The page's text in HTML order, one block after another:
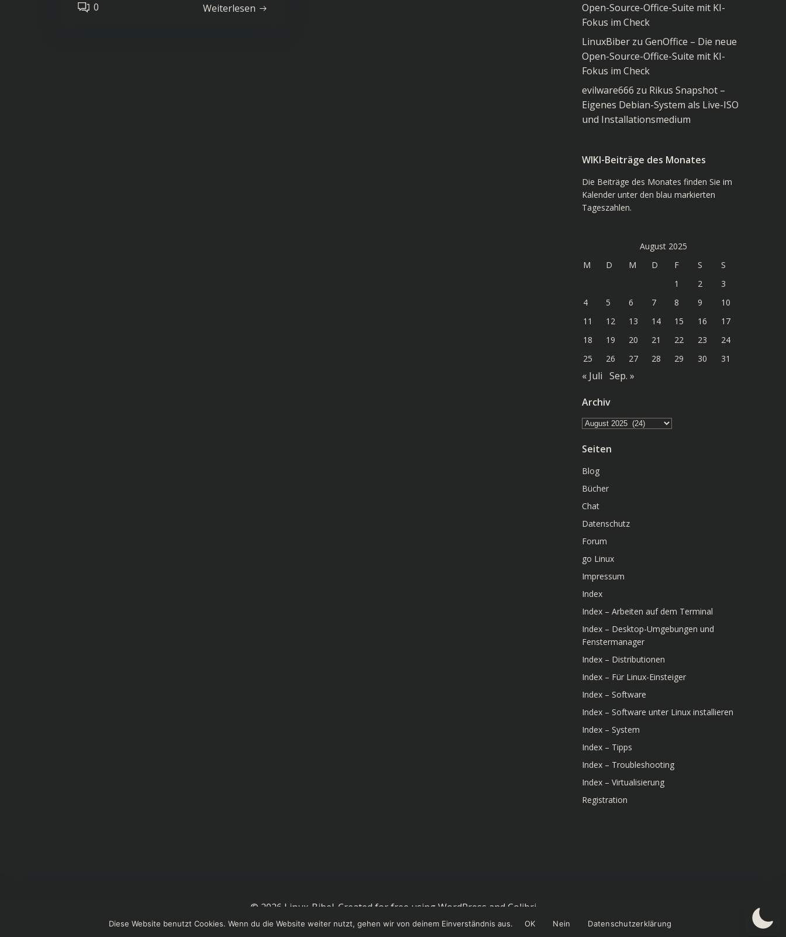
0 Weiterlesen
Open-Source-Office-Suite mit KI-
Fokus im Check
LinuxBiber zu GenOffice – Die neue
Open-Source-Office-Suite mit KI-
Fokus im Check
evilware666 zu Rikus Snapshot –
Eigenes Debian-System als Live-ISO
und Installationsmedium
WIKI-Beiträge des Monates
Die Beiträge des Monates finden Sie im
Kalender unter den blau markierten
Tageszahlen.
August 2025
M
D M D F S
S
1
2
3
4
5 6 7 8 9
10
11
12 13 14 15 16
17
18
19 20 21 22 23
24
25
26 27 28 29 30 31
« Juli Sep. »
Archiv
Archiv
Seiten
Blog
Bücher
Chat
Datenschutz
Forum
go Linux
Impressum
Index
Index – Arbeiten auf dem Terminal
Index – Desktop-Umgebungen und
Fenstermanager
Index – Distributionen
Index – Für Linux-Einsteiger
Index – Software
Index – Software unter Linux installieren
Index – System
Index – Tipps
Index – Troubleshooting
Index – Virtualisierung
Registration
© 2026 Linux-Bibel. Created for free using WordPress and Colibri
Diese Website benutzt Cookies. Wenn du die Website weiter nutzt, gehen wir von deinem Einverständnis aus. OK Nein Datenschutzerklärung